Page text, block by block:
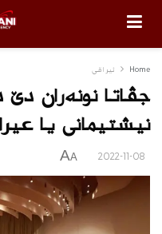
Home ئیراقی
جڤاتا نونه‌ران دێ
نیشتیمانى یا
2022-11-08
A
A